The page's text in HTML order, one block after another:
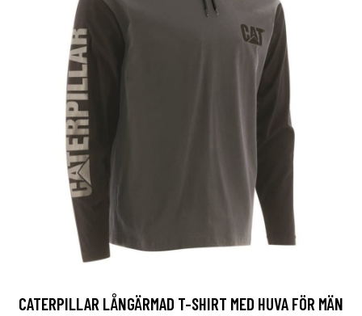
CATERPILLAR LÅNGÄRMAD T-SHIRT MED HUVA FÖR MÄN